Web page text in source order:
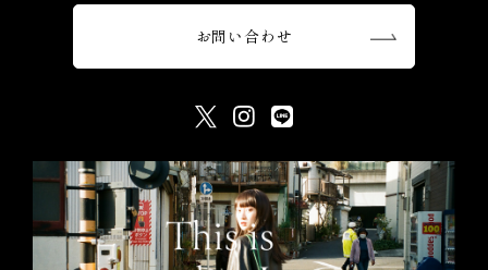
お問い合わせ